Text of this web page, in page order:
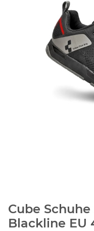
Cube
Blackline EU